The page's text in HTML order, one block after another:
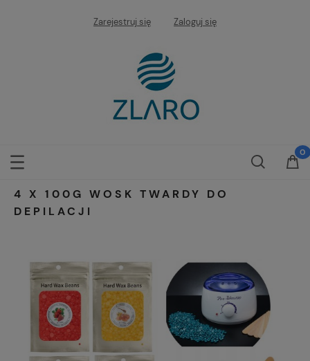
Zarejestruj się Zaloguj się
4 X 100G WOSK TWARDY DO
DEPILACJI